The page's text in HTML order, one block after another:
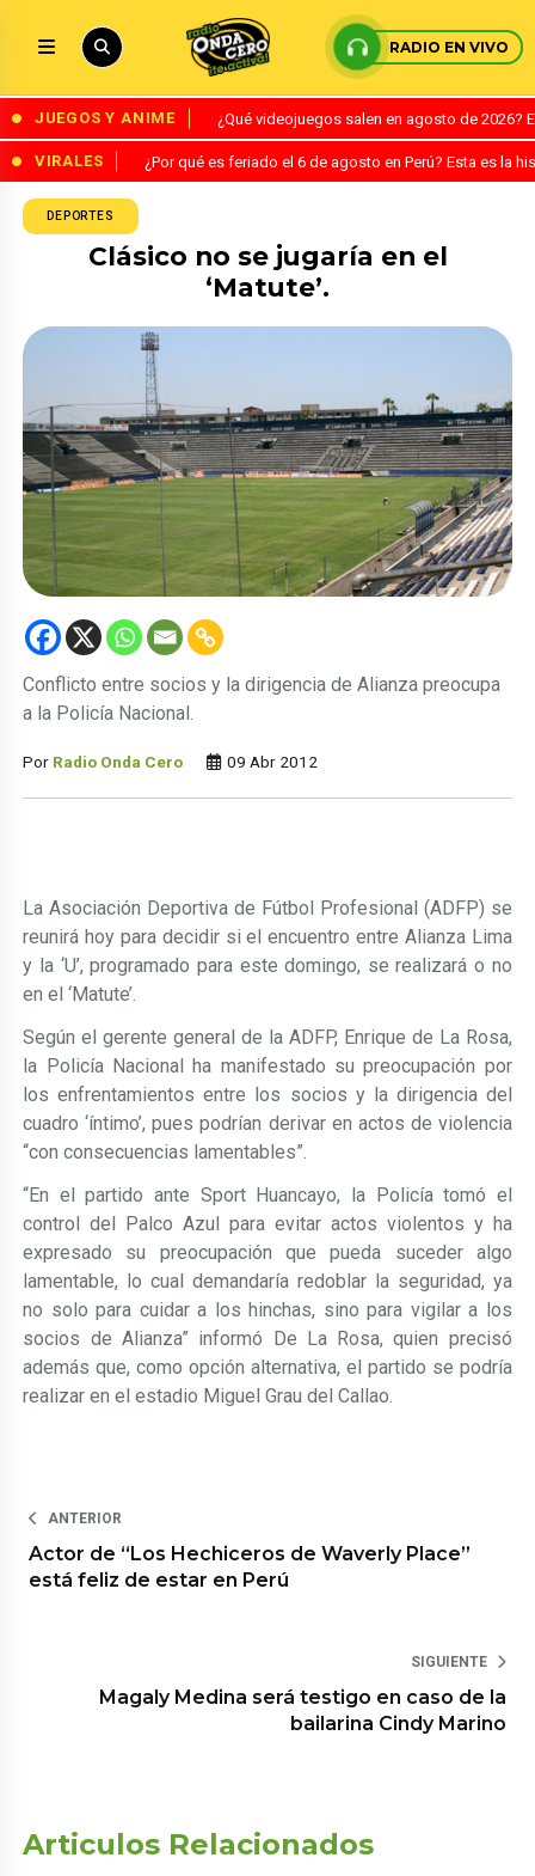
RADIO EN VIVO
JUEGOS Y ANIME ¿Qué videojuegos salen en agosto de
VIRALES ¿Por qué es feriado el 6 de agosto en Perú? Esta es la
DEPORTES
Clásico no se jugaría en el
‘Matute’.
Conflicto entre socios y la dirigencia de Alianza preocupa
a la Policía Nacional.
Por Radio Onda Cero 09 Abr 2012
La Asociación Deportiva de Fútbol Profesional (ADFP) se
reunirá hoy para decidir si el encuentro entre Alianza Lima
y la ‘U’, programado para este domingo, se realizará o no
en el ‘Matute’.
Según el gerente general de la ADFP, Enrique de La Rosa,
la Policía Nacional ha manifestado su preocupación por
los enfrentamientos entre los socios y la dirigencia del
cuadro ‘íntimo’, pues podrían derivar en actos de violencia
“con consecuencias lamentables”.
“En el partido ante Sport Huancayo, la Policía tomó el
control del Palco Azul para evitar actos violentos y ha
expresado su preocupación que pueda suceder algo
lamentable, lo cual demandaría redoblar la seguridad, ya
no solo para cuidar a los hinchas, sino para vigilar a los
socios de Alianza” informó De La Rosa, quien precisó
además que, como opción alternativa, el partido se podría
realizar en el estadio Miguel Grau del Callao.
ANTERIOR
Actor de “Los Hechiceros de Waverly Place”
está feliz de estar en Perú
SIGUIENTE
Magaly Medina será testigo en caso de la
bailarina Cindy Marino
Articulos Relacionados